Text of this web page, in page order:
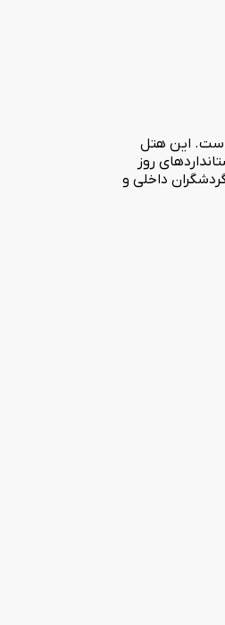
است. این هتل
مطابق با استانداردهای روز
داخلی و